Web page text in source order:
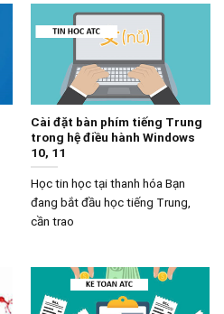
Cài đặt bàn phím tiếng Trung
trong hệ điều hành Windows
10, 11
Học tin học tại thanh hóa Bạn
đang bắt đầu học tiếng Trung,
cần trao